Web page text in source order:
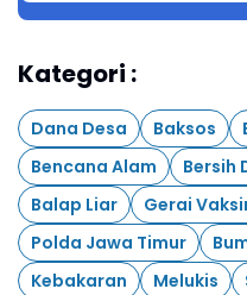
Kategori :
Dana Desa Baksos
Bencana Alam
Bersih
Balap Liar
Gerai
Polda Jawa Timur
Kebakaran
Melukis